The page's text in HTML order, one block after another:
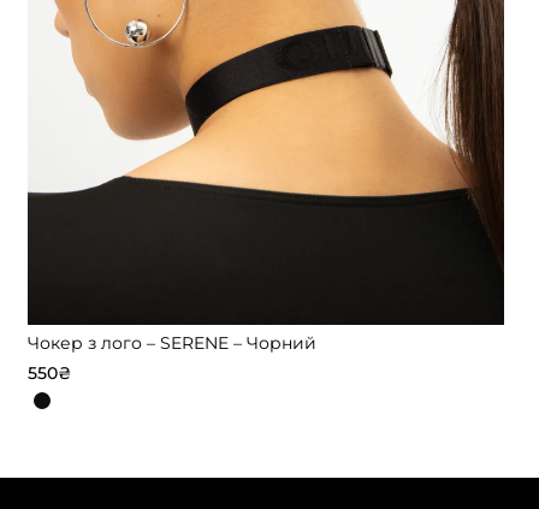
Чокер з лого – SERENE – Чорний
550₴
Цей